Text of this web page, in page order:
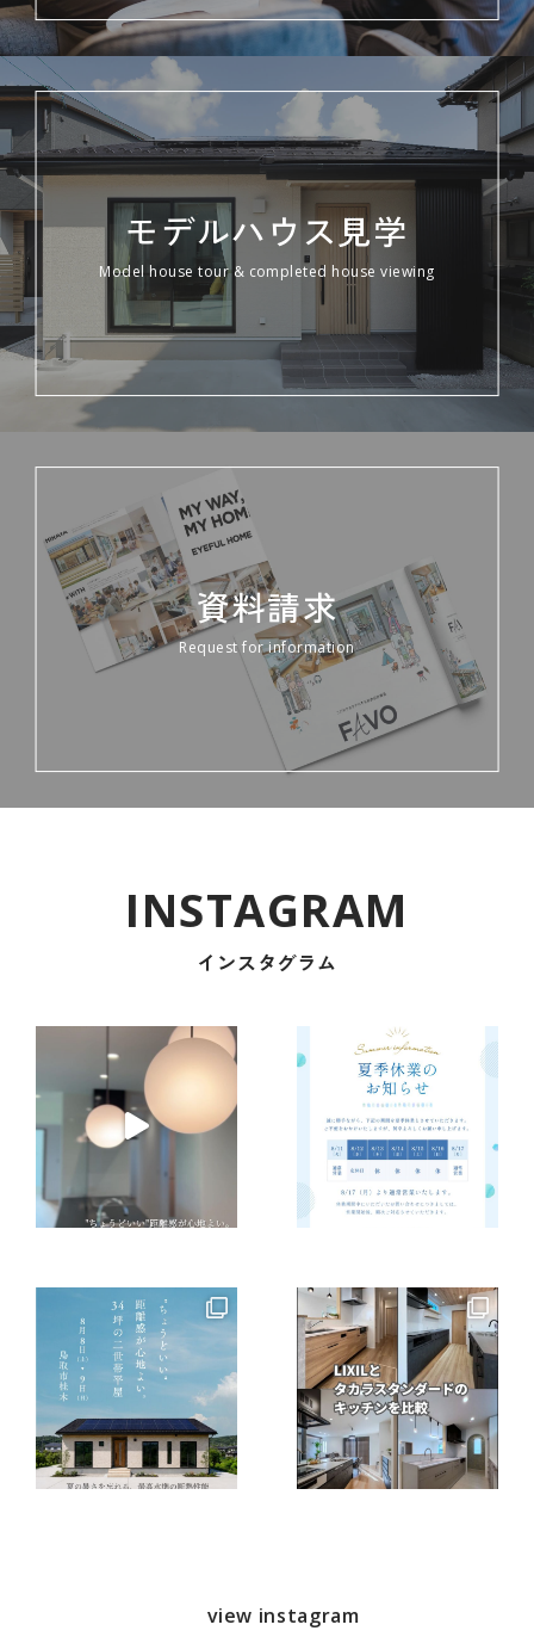
モデルハウス見学
Model house tour & completed house viewing
資料請求
Request for information
インスタグラム
view instagram